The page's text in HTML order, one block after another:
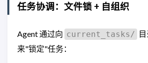
任务协调：文件锁 + 自组织
Agent 通过向 current_tasks/
来"锁定"任务：